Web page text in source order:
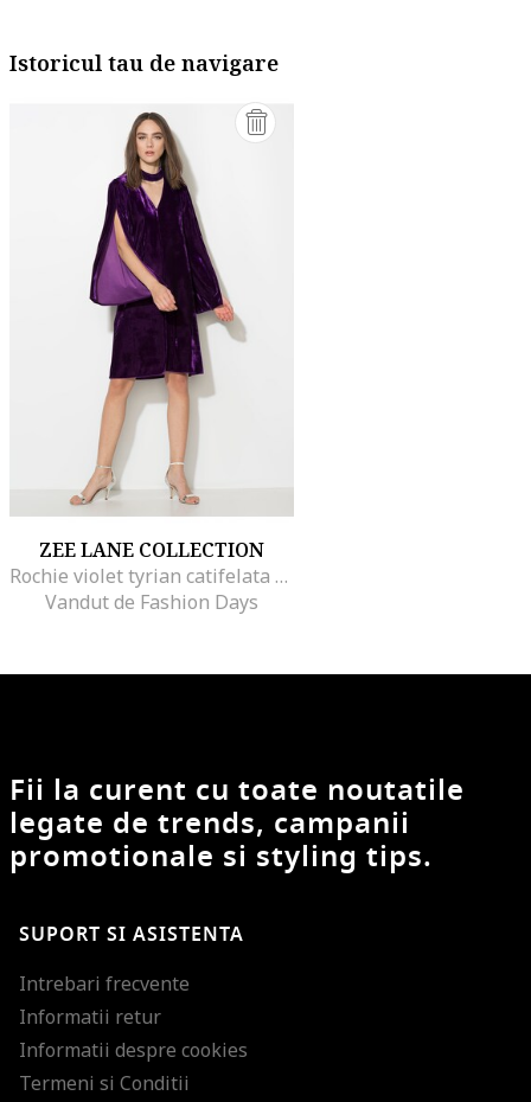
Istoricul tau de navigare
ZEE LANE COLLECTION
Rochie violet tyrian catifelata cu maneci evazate
Vandut de Fashion Days
Fii la curent cu toate noutatile
legate de trends, campanii
promotionale si styling tips.
SUPORT SI ASISTENTA
Intrebari frecvente
Informatii retur
Informatii despre cookies
Termeni si Conditii